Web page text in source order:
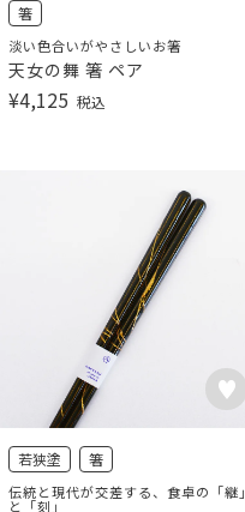
箸
淡い色合いがやさしいお箸
天女の舞 箸 ペア
¥4,125 税込
若狭塗 箸
伝統と現代が交差する、食卓の「継」
と「刻」